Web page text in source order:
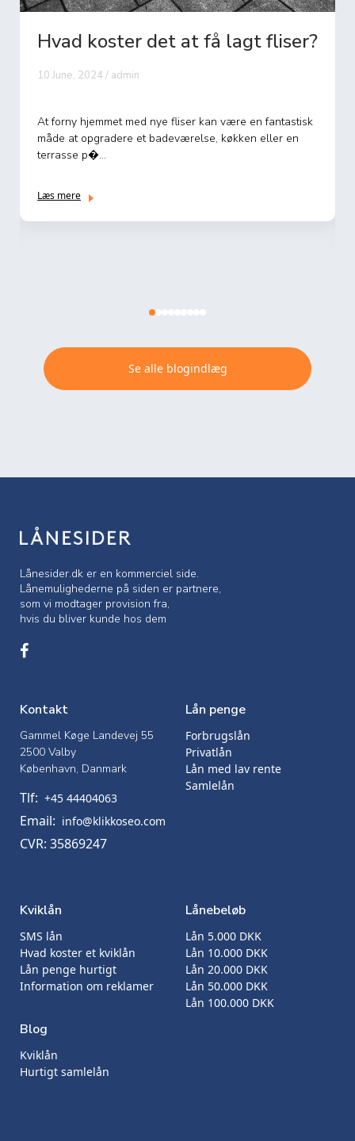
Hvad koster det at få lagt fliser?
10 June, 2024 / admin
At forny hjemmet med nye fliser kan være en fantastisk
måde at opgradere et badeværelse, køkken eller en
terrasse p�...
Læs mere
Se alle blogindlæg
Lånesider.dk er en kommerciel side.
Lånemulighederne på siden er partnere,
som vi modtager provision fra,
hvis du bliver kunde hos dem
Kontakt
Gammel Køge Landevej 55
2500 Valby
København, Danmark
Tlf: +45 44404063
Email: info@klikkoseo.com
CVR: 35869247
Lån penge
Forbrugslån
Privatlån
Lån med lav rente
Samlelån
Kviklån
SMS lån
Hvad koster et kviklån
Lån penge hurtigt
Information om reklamer
Blog
Kviklån
Hurtigt samlelån
Lånebeløb
Lån 5.000 DKK
Lån 10.000 DKK
Lån 20.000 DKK
Lån 50.000 DKK
Lån 100.000 DKK